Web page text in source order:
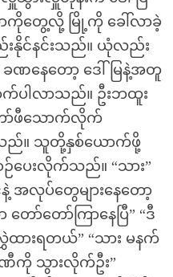
ကိုတွေ့လို့ မြို့ကို ခေါ်လာခဲ့
းနိုင်နင်းသည်။ ယုံလည်း
ဏနေတော့ ဒေါ်မြနဲ့အတူ
က်ပါလာသည်။ ဦးဘထူး
ာ်ဖီသောက်လိုက်
ည်။ သူတို့နှစ်ယောက်ဖို့
ဉ်ပေးလိုက်သည်။ “သား”
နဲ့ အလုပ်တွေများနေတော့
ော်တော်ကြာနေပြီ” “ဒီ
လွှဲထားရတယ်” “သား မနက်
ပဏီကို သွားလိုက်ဦး”